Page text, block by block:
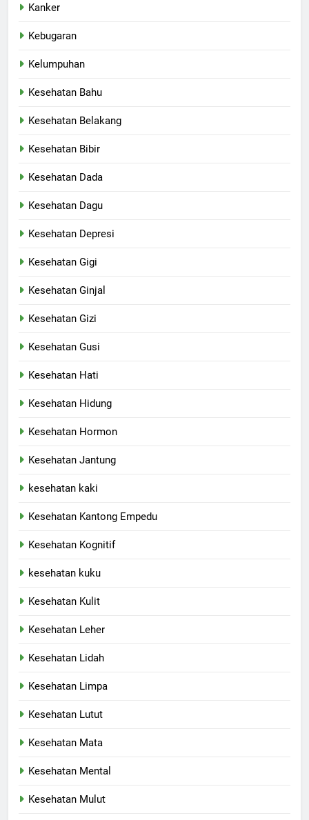
Kanker
Kebugaran
Kelumpuhan
Kesehatan Bahu
Kesehatan Belakang
Kesehatan Bibir
Kesehatan Dada
Kesehatan Dagu
Kesehatan Depresi
Kesehatan Gigi
Kesehatan Ginjal
Kesehatan Gizi
Kesehatan Gusi
Kesehatan Hati
Kesehatan Hidung
Kesehatan Hormon
Kesehatan Jantung
kesehatan kaki
Kesehatan Kantong Empedu
Kesehatan Kognitif
kesehatan kuku
Kesehatan Kulit
Kesehatan Leher
Kesehatan Lidah
Kesehatan Limpa
Kesehatan Lutut
Kesehatan Mata
Kesehatan Mental
Kesehatan Mulut